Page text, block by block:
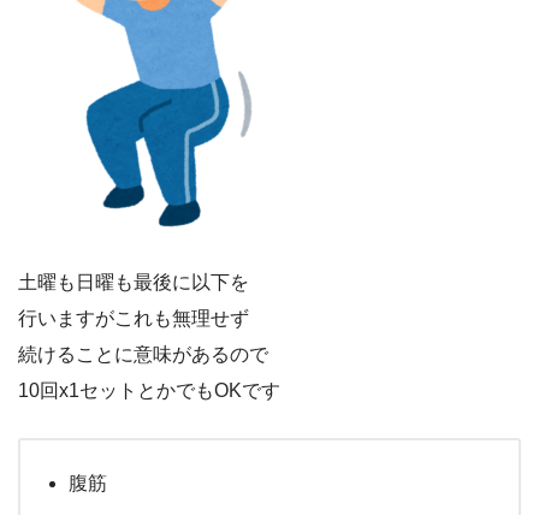
土曜も日曜も最後に以下を
行いますがこれも無理せず
続けることに意味があるので
10回x1セットとかでもOKです
腹筋